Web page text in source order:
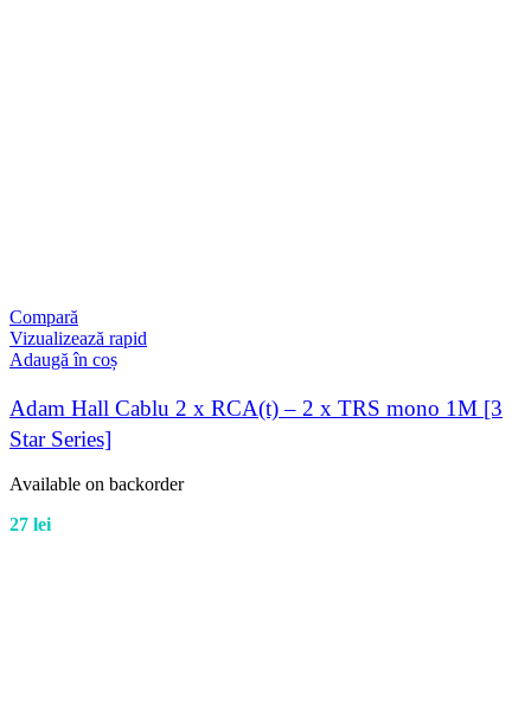
Compară
Vizualizează rapid
Adaugă în coș
Adam Hall Cablu 2 x RCA(t) – 2 x TRS mono 1M [3
Star Series]
Available on backorder
27 lei